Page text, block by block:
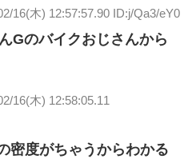
16(木) 12:57:57.90 ID:j/Qa3/eY0
Gのバイクおじさんから
16(木) 12:58:05.11
密度がちゃうからわかる